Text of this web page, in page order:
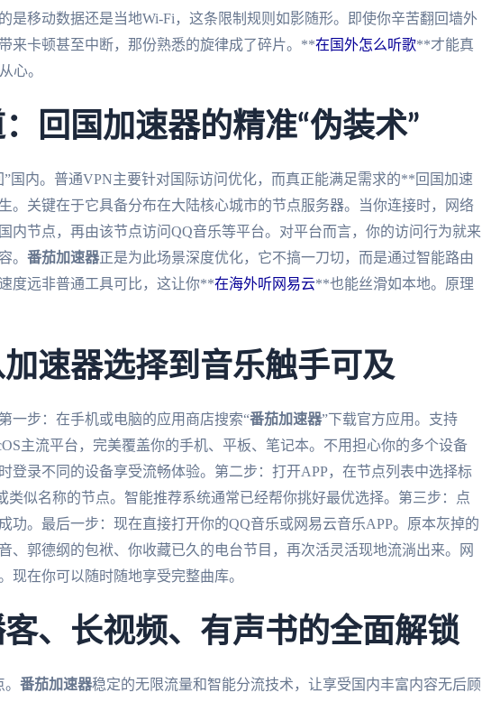
是移动数据还是当地Wi-Fi，这条限制规则如影随形。即使你辛苦翻回墙外
来卡顿甚至中断，那份熟悉的旋律成了碎片。**在国外怎么听歌**才能真
心。
回国加速器的精准“伪装术”
国内。普通VPN主要针对国际访问优化，而真正能满足需求的**回国加速
。关键在于它具备分布在大陆核心城市的节点服务器。当你连接时，网络
内节点，再由该节点访问QQ音乐等平台。对平台而言，你的访问行为就来
。 番茄加速器正是为此场景深度优化，它不搞一刀切，而是通过智能路由
度远非普通工具可比，这让你**在海外听网易云**也能丝滑如本地。原理
速器选择到音乐触手可及
一步：在手机或电脑的应用商店搜索“番茄加速器”下载官方应用。支持
主流平台，完美覆盖你的手机、平板、笔记本。不用担心你的多个设备
登录不同的设备享受流畅体验。第二步：打开APP，在节点列表中选择标
类似名称的节点。智能推荐系统通常已经帮你挑好最优选择。第三步：点
功。最后一步：现在直接打开你的QQ音乐或网易云音乐APP。原本灰掉的
、郭德纲的包袱、你收藏已久的电台节目，再次活灵活现地流淌出来。网
现在你可以随时随地享受完整曲库。
、长视频、有声书的全面解锁
番茄加速器稳定的无限流量和智能分流技术，让享受国内丰富内容无后顾